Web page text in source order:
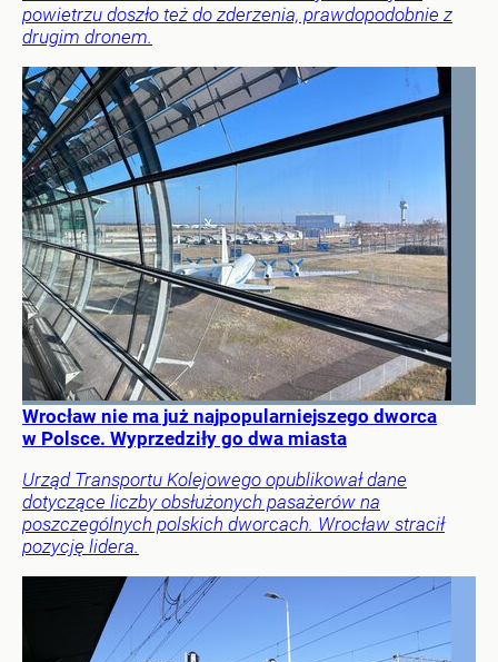
powietrzu doszło też do zderzenia, prawdopodobnie z
drugim dronem.
Wrocław nie ma już najpopularniejszego dworca
w Polsce. Wyprzedziły go dwa miasta
Urząd Transportu Kolejowego opublikował dane
dotyczące liczby obsłużonych pasażerów na
poszczególnych polskich dworcach. Wrocław stracił
pozycję lidera.